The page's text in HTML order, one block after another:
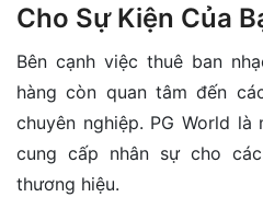
Cho Sự Kiện Của
Bên cạnh việc thuê ban
hàng còn quan tâm đến
chuyên nghiệp. PG World
cung cấp nhân sự cho
thương hiệu.